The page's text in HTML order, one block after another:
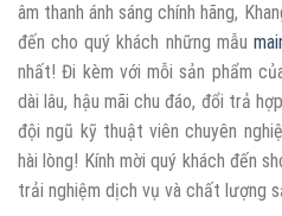
âm thanh ánh sáng chính hãng,
đến cho quý khách những mẫu
nhất! Đi kèm với mỗi sản phẩm
dài lâu, hậu mãi chu đáo, đổi trả
đội ngũ kỹ thuật viên chuyên
hài lòng! Kính mời quý khách đến
trải nghiệm dịch vụ và chất lượng